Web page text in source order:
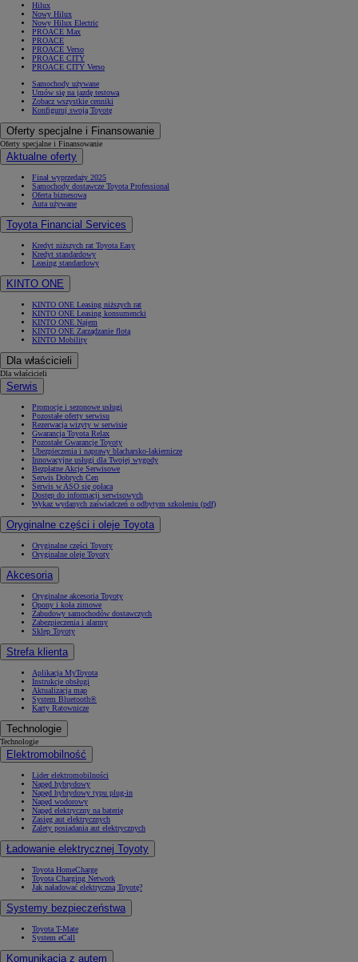
Hilux
Nowy Hilux
Nowy Hilux Electric
PROACE Max
PROACE
PROACE Verso
PROACE CITY
PROACE CITY Verso
Samochody używane
Umów się na jazdę testową
Zobacz wszystkie cenniki
Konfiguruj swoją Toyotę
Oferty specjalne i Finansowanie
Oferty specjalne i Finansowanie
Aktualne oferty
Finał wyprzedaży 2025
Samochody dostawcze Toyota Professional
Oferta biznesowa
Auta używane
Toyota Financial Services
Kredyt niższych rat Toyota Easy
Kredyt standardowy
Leasing standardowy
KINTO ONE
KINTO ONE Leasing niższych rat
KINTO ONE Leasing konsumencki
KINTO ONE Najem
KINTO ONE Zarządzanie flotą
KINTO Mobility
Dla właścicieli
Dla właścicieli
Serwis
Promocje i sezonowe usługi
Pozostałe oferty serwisu
Rezerwacja wizyty w serwisie
Gwarancja Toyota Relax
Pozostałe Gwarancje Toyoty
Ubezpieczenia i naprawy blacharsko-lakiernicze
Innowacyjne usługi dla Twojej wygody
Bezpłatne Akcje Serwisowe
Serwis Dobrych Cen
Serwis w ASO się opłaca
Dostęp do informacji serwisowych
Wykaz wydanych zaświadczeń o odbytym szkoleniu (pdf)
Oryginalne części i oleje Toyota
Oryginalne części Toyoty
Oryginalne oleje Toyoty
Akcesoria
Oryginalne akcesoria Toyoty
Opony i koła zimowe
Zabudowy samochodów dostawczych
Zabezpieczenia i alarmy
Sklep Toyoty
Strefa klienta
Aplikacja MyToyota
Instrukcje obsługi
Aktualizacja map
System Bluetooth®
Karty Ratownicze
Technologie
Technologie
Elektromobilność
Lider elektromobilności
Napęd hybrydowy
Napęd hybrydowy typu plug-in
Napęd wodorowy
Napęd elektryczny na baterię
Zasięg aut elektrycznych
Zalety posiadania aut elektrycznych
Ładowanie elektrycznej Toyoty
Toyota HomeCharge
Toyota Charging Network
Jak naładować elektryczną Toyotę?
Systemy bezpieczeństwa
Toyota T-Mate
System eCall
Komunikacja z autem